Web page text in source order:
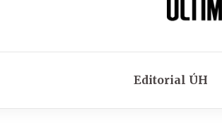
Editorial ÚH